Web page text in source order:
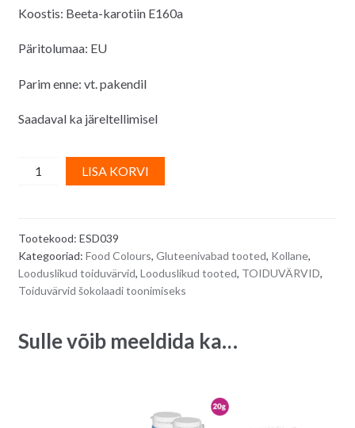
Koostis: Beeta-karotiin E160a
Päritolumaa: EU
Parim enne: vt. pakendil
Saadaval ka järeltellimisel
Naturaalne
toonimiseks,
KOLLANE
-
quantity
LISA KORVI
Tootekood: ESD039
Kategooriad: Food Colours, Gluteenivabad tooted, Kollane,
Looduslikud toiduvärvid, Looduslikud tooted, TOIDUVÄRVID,
Toiduvärvid šokolaadi toonimiseks
Sulle võib meeldida ka…